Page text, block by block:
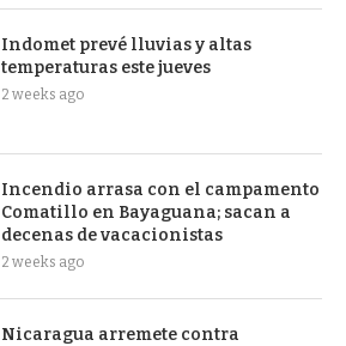
Indomet prevé lluvias y altas
temperaturas este jueves
2 weeks ago
Incendio arrasa con el campamento
Comatillo en Bayaguana; sacan a
decenas de vacacionistas
2 weeks ago
Nicaragua arremete contra